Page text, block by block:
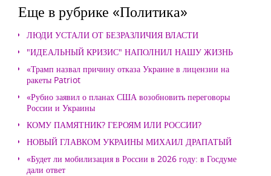
Еще в рубрике «Политика»
ЛЮДИ УСТАЛИ ОТ БЕЗРАЗЛИЧИЯ ВЛАСТИ
"ИДЕАЛЬНЫЙ КРИЗИС" НАПОЛНИЛ НАШУ ЖИЗНЬ
«Трамп назвал причину отказа Украине в лицензии на
ракеты Patriot
«Рубио заявил о планах США возобновить переговоры
России и Украины
КОМУ ПАМЯТНИК? ГЕРОЯМ ИЛИ РОССИИ?
НОВЫЙ ГЛАВКОМ УКРАИНЫ МИХАИЛ ДРАПАТЫЙ
«Будет ли мобилизация в России в 2026 году: в Госдуме
дали ответ